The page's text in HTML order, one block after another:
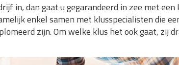
in, dan gaat u gegarandeerd in zee met
enkel samen met klusspecialisten die
zijn. Om welke klus het ook gaat, zij